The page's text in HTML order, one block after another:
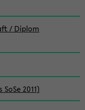
/ Diplom
2011)